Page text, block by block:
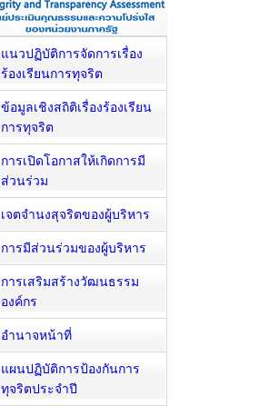
แนวปฏิบัติการจัดการเรื่อง
ร้องเรียนการทุจริต
ข้อมูลเชิงสถิติเรื่องร้องเรียน
การทุจริต
การเปิดโอกาสให้เกิดการมี
ส่วนร่วม
เจตจำนงสุจริตของผู้บริหาร
การมีส่วนร่วมของผู้บริหาร
การเสริมสร้างวัฒนธรรม
องค์กร
อำนาจหน้าที่
แผนปฏิบัติการป้องกันการ
ทุจริตประจำปี